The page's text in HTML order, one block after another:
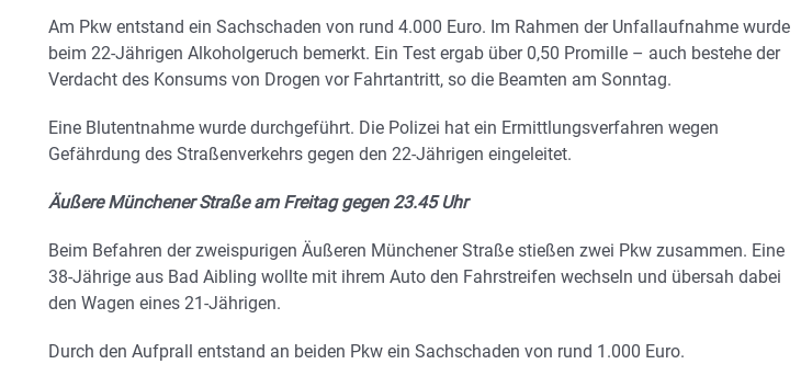
Am Pkw entstand ein Sachschaden von rund 4.000 Euro. Im Rahmen der Unfallaufnahme wurde
beim 22-Jährigen Alkoholgeruch bemerkt. Ein Test ergab über 0,50 Promille – auch bestehe der
Verdacht des Konsums von Drogen vor Fahrtantritt, so die Beamten am Sonntag.
Eine Blutentnahme wurde durchgeführt. Die Polizei hat ein Ermittlungsverfahren wegen
Gefährdung des Straßenverkehrs gegen den 22-Jährigen eingeleitet.
Äußere Münchener Straße am Freitag gegen 23.45 Uhr
Beim Befahren der zweispurigen Äußeren Münchener Straße stießen zwei Pkw zusammen. Eine
38-Jährige aus Bad Aibling wollte mit ihrem Auto den Fahrstreifen wechseln und übersah dabei
den Wagen eines 21-Jährigen.
Durch den Aufprall entstand an beiden Pkw ein Sachschaden von rund 1.000 Euro.